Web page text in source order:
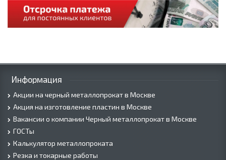
Информация
Акции на черный металлопрокат в Москве
Акция на изготовление пластин в Москве
Вакансии о компании Черный металлопрокат в Москве
ГОСТы
Калькулятор металлопроката
Резка и токарные работы